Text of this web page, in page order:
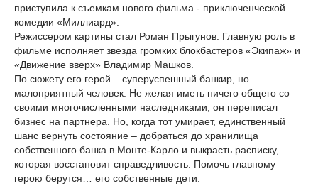
приступила к съемкам нового фильма - приключенческой
комедии «Миллиард».
Режиссером картины стал Роман Прыгунов. Главную роль в
фильме исполняет звезда громких блокбастеров «Экипаж» и
«Движение вверх» Владимир Машков.
По сюжету его герой – суперуспешный банкир, но
малоприятный человек. Не желая иметь ничего общего со
своими многочисленными наследниками, он переписал
бизнес на партнера. Но, когда тот умирает, единственный
шанс вернуть состояние – добраться до хранилища
собственного банка в Монте-Карло и выкрасть расписку,
которая восстановит справедливость. Помочь главному
герою берутся… его собственные дети.